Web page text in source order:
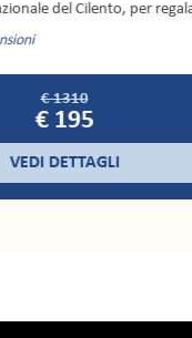
mare, il Resort sorge ...
€ 220
€ 80
VEDI DETTAGLI